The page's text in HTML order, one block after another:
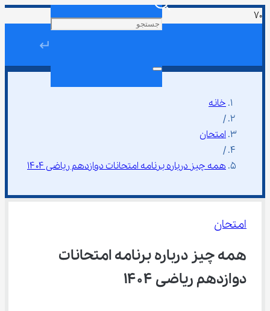
↵
خانه
/
امتحان
/
همه چیز درباره برنامه امتحانات دوازدهم ریاضی ۱۴۰۴
امتحان
همه چیز درباره برنامه امتحانات
دوازدهم ریاضی ۱۴۰۴